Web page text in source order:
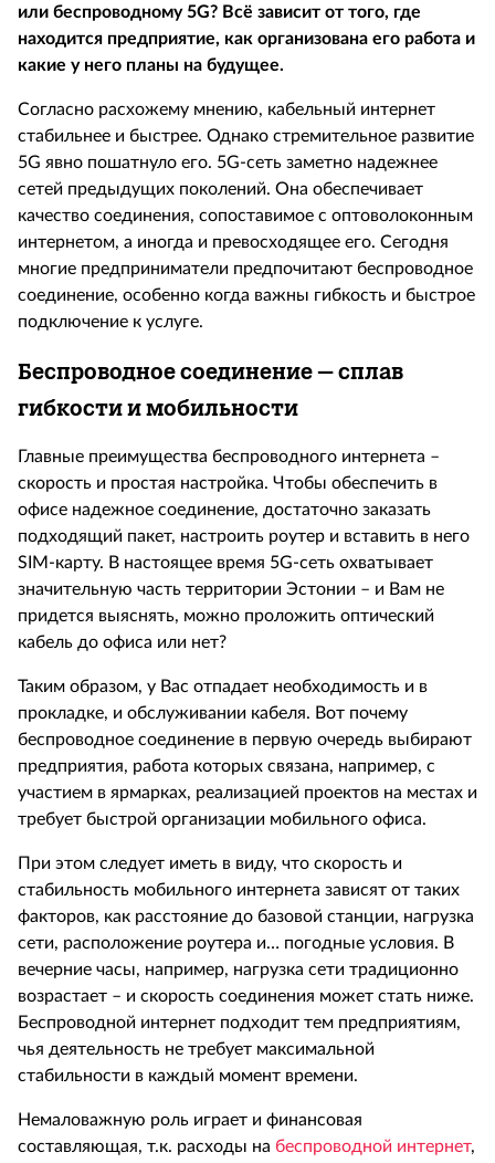
или беспроводному 5G? Всё зависит от того, где
находится предприятие, как организована его работа и
какие у него планы на будущее.
Согласно расхожему мнению, кабельный интернет
стабильнее и быстрее. Однако стремительное развитие
5G явно пошатнуло его. 5G-сеть заметно надежнее
сетей предыдущих поколений. Она обеспечивает
качество соединения, сопоставимое с оптоволоконным
интернетом, а иногда и превосходящее его. Сегодня
многие предприниматели предпочитают беспроводное
соединение, особенно когда важны гибкость и быстрое
подключение к услуге.
Беспроводное соединение – сплав
гибкости и мобильности
Главные преимущества беспроводного интернета –
скорость и простая настройка. Чтобы обеспечить в
офисе надежное соединение, достаточно заказать
подходящий пакет, настроить роутер и вставить в него
SIM -карту. В настоящее время 5G-сеть охватывает
значительную часть территории Эстонии – и Вам не
придется выяснять, можно проложить оптический
кабель до офиса или нет?
Таким образом, у Вас отпадает необходимость и в
прокладке, и обслуживании кабеля. Вот почему
беспроводное соединение в первую очередь выбирают
предприятия, работа которых связана, например, с
участием в ярмарках, реализацией проектов на местах и
требует быстрой организации мобильного офиса.
При этом следует иметь в виду, что скорость и
стабильность мобильного интернета зависят от таких
факторов, как расстояние до базовой станции, нагрузка
сети, расположение роутера и… погодные условия. В
вечерние часы, например, нагрузка сети традиционно
возрастает – и скорость соединения может стать ниже.
Беспроводной интернет подходит тем предприятиям,
чья деятельность не требует максимальной
стабильности в каждый момент времени.
Немаловажную роль играет и финансовая
составляющая, т.к. расходы на беспроводной интернет,